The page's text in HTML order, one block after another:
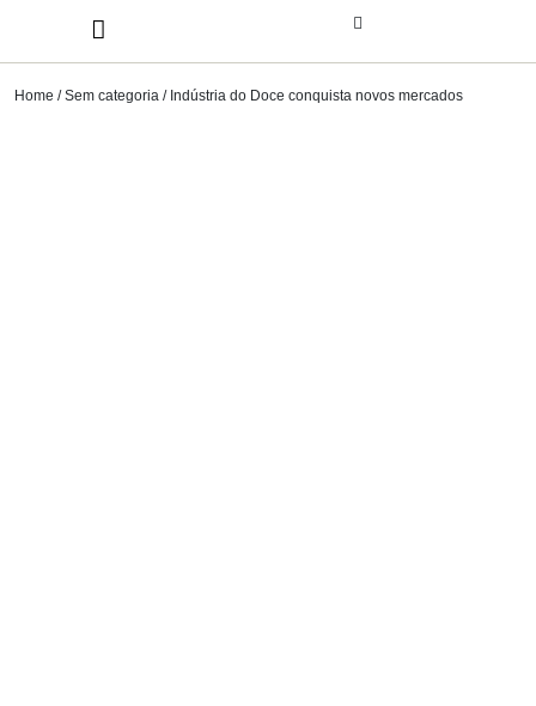
Home /Sem categoria / Indústria do Doce conquista novos mercados